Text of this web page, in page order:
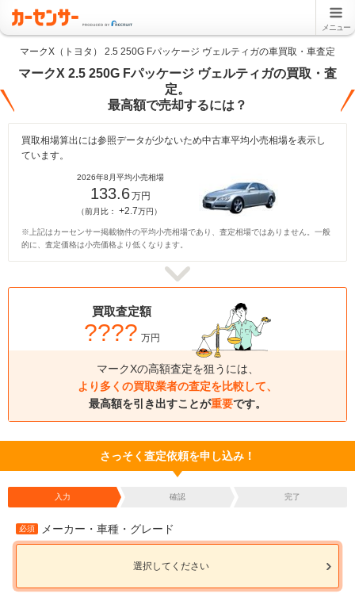
メニュー
マークX（トヨタ） 2.5 250G Fパッケージ ヴェルティガの車買取・車査定
マークX 2.5 250G Fパッケージ ヴェルティガの買取・査
定。
最高額で売却するには？
買取相場算出には参照データが少ないため中古車平均小売相場を表示し
ています。
2026年8月平均小売相場
133.6万円
（前月比： +2.7万円）
※上記はカーセンサー掲載物件の平均小売相場であり、査定相場ではありません。一般
的に、査定価格は小売価格より低くなります。
買取査定額
???? 万円
マークXの高額査定を狙うには、
より多くの買取業者の査定を比較して、
最高額を引き出すことが重要です。
さっそく査定依頼を申し込み！
入力 確認 完了
必須 メーカー・車種・グレード
選択してください